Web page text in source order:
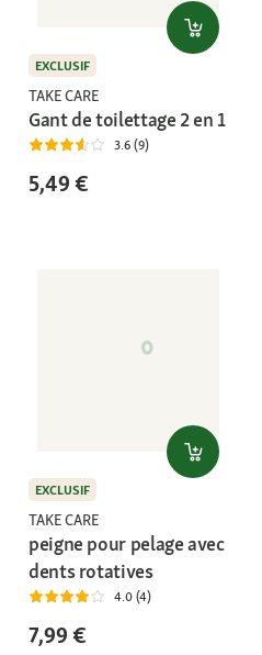
EXCLUSIF
TAKE CARE
Gant de toilettage 2 en 1
3.6 (9)
5,49 €
EXCLUSIF
TAKE CARE
peigne pour pelage avec
dents rotatives
4.0 (4)
7,99 €